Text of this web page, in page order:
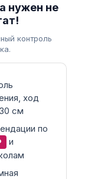
нужен не
контроль
ход
см
по
и